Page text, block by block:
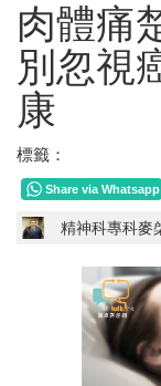
肉體痛
別忽視
康
標籤：
Share via Whatsapp
精神科專科麥